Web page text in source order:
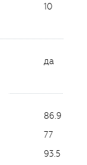
10
да
86.9
77
93.5